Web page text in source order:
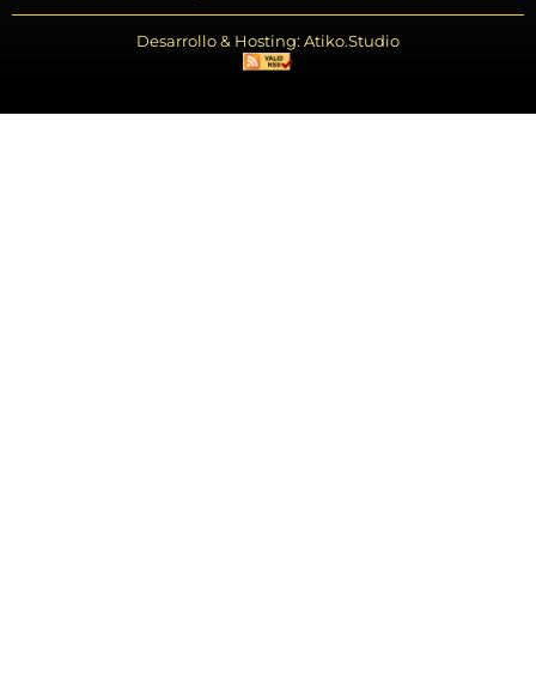
Desarrollo & Hosting: Atiko.Studio